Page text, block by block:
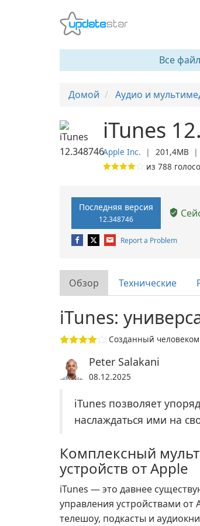
Все
Домой Аудио и
iTunes
Apple Inc. ❘ 201,4MB ❘
из 788
Последняя версия
12.348746
Report a Problem
Обзор Технические
iTunes:
Созданный
Peter Salakani
08.12.2025
iTunes позволяет
наслаждаться ими на
Комплексный
устройств от Apple
iTunes — это давнее
управления устройствами
телешоу, подкасты и